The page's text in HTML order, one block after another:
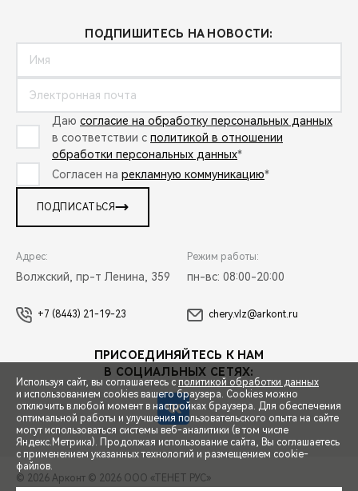
СПЕЦПРЕДЛОЖЕНИЯ
ЗАПИСЬ НА ТЕСТ-ДРАЙВ
ПОДПИШИТЕСЬ НА НОВОСТИ:
Даю согласие на обработку персональных данных
в соответствии с политикой в отношении
обработки персональных данных*
Согласен на рекламную коммуникацию*
ПОДПИСАТЬСЯ
Адрес:
Волжский, пр-т Ленина, 359
Режим работы:
пн-вс: 08:00-20:00
+7 (8443) 21-19-23 chery.vlz@arkont.ru
ПРИСОЕДИНЯЙТЕСЬ К НАМ
В СОЦИАЛЬНЫХ СЕТЯХ:
© 2026 Арконт © 2026 ООО «ТЕНЕТ РУС»
Используя сайт, вы соглашаетесь с политикой обработки данных
и использованием cookies вашего браузера. Cookies можно
отключить в любой момент в настройках браузера. Для обеспечения
оптимальной работы и улучшения пользовательского опыта на сайте
могут использоваться системы веб-аналитики (в том числе
Яндекс.Метрика). Продолжая использование сайта, Вы соглашаетесь
с применением указанных технологий и размещением cookie-
файлов.